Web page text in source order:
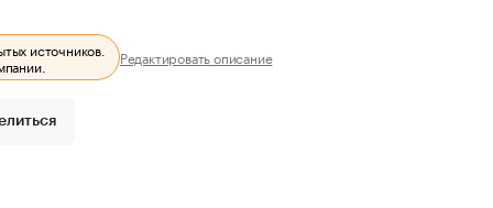
источников.
Редактировать описание